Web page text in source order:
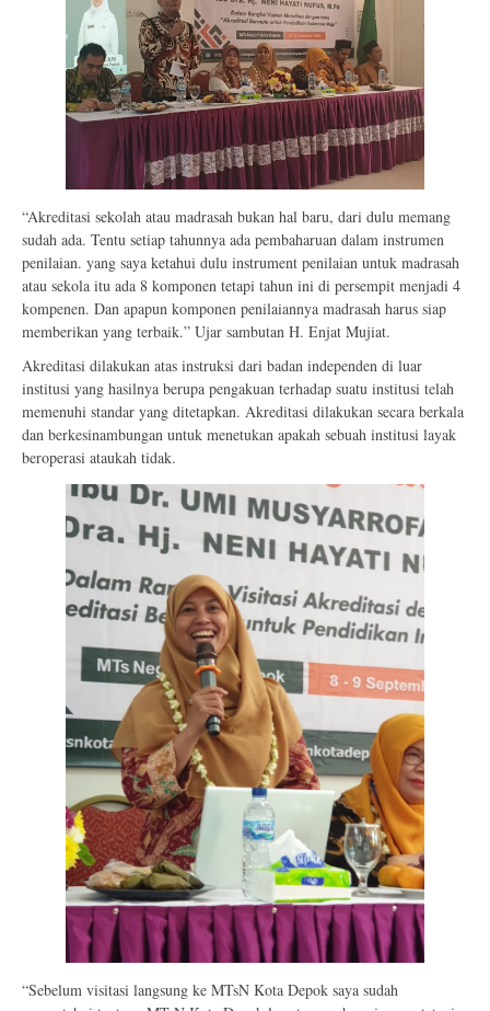
“Akreditasi sekolah atau madrasah bukan hal baru, dari dulu memang
sudah ada. Tentu setiap tahunnya ada pembaharuan dalam instrumen
penilaian. yang saya ketahui dulu instrument penilaian untuk madrasah
atau sekola itu ada 8 komponen tetapi tahun ini di persempit menjadi 4
kompenen. Dan apapun komponen penilaiannya madrasah harus siap
memberikan yang terbaik.” Ujar sambutan H. Enjat Mujiat.
Akreditasi dilakukan atas instruksi dari badan independen di luar
institusi yang hasilnya berupa pengakuan terhadap suatu institusi telah
memenuhi standar yang ditetapkan. Akreditasi dilakukan secara berkala
dan berkesinambungan untuk menetukan apakah sebuah institusi layak
beroperasi ataukah tidak.
“Sebelum visitasi langsung ke MTsN Kota Depok saya sudah